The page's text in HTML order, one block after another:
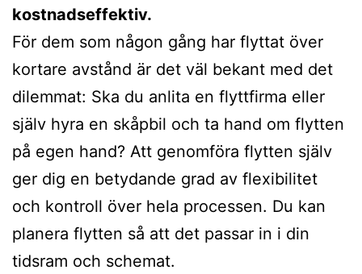
kostnadseffektiv.
För dem som någon gång har flyttat över
kortare avstånd är det väl bekant med det
dilemmat: Ska du anlita en flyttfirma eller
själv hyra en skåpbil och ta hand om flytten
på egen hand? Att genomföra flytten själv
ger dig en betydande grad av flexibilitet
och kontroll över hela processen. Du kan
planera flytten så att det passar in i din
tidsram och schemat.